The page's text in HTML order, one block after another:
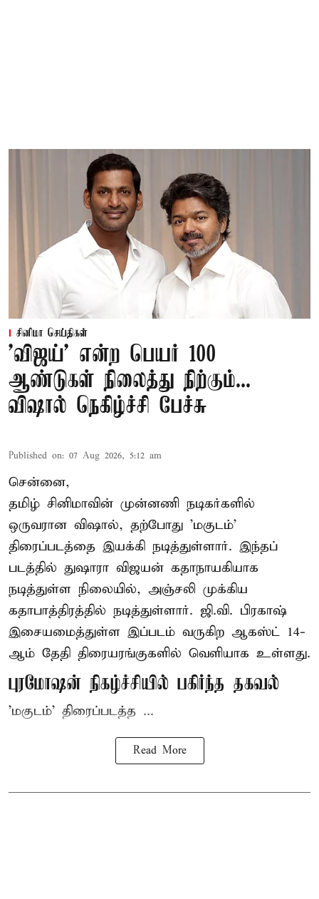
சினிமா செய்திகள்
'விஜய்' என்ற பெயர் 100
ஆண்டுகள் நிலைத்து நிற்கும்...
விஷால் நெகிழ்ச்சி பேச்சு
Published on: 07 Aug 2026, 5:12 am
சென்னை,
தமிழ் சினிமாவின் முன்னணி நடிகர்களில்
ஒருவரான விஷால், தற்போது 'மகுடம்'
திரைப்படத்தை இயக்கி நடித்துள்ளார். இந்தப்
படத்தில் துஷாரா விஜயன் கதாநாயகியாக
நடித்துள்ள நிலையில், அஞ்சலி முக்கிய
கதாபாத்திரத்தில் நடித்துள்ளார். ஜி.வி. பிரகாஷ்
இசையமைத்துள்ள இப்படம் வருகிற ஆகஸ்ட் 14-
ஆம் தேதி திரையரங்குகளில் வெளியாக உள்ளது.
புரமோஷன் நிகழ்ச்சியில் பகிர்ந்த தகவல்
'மகுடம்' திரைப்படத்த ...
Read More